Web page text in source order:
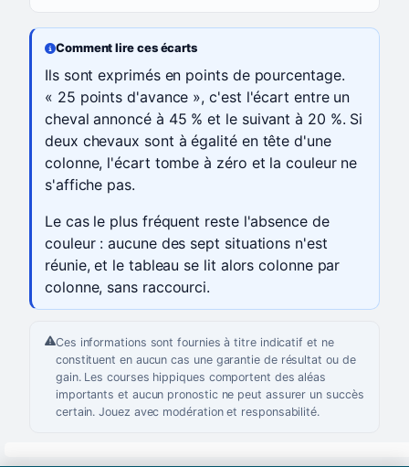
Comment lire ces écarts
Ils sont exprimés en points de pourcentage.
« 25 points d'avance », c'est l'écart entre un
cheval annoncé à 45 % et le suivant à 20 %. Si
deux chevaux sont à égalité en tête d'une
colonne, l'écart tombe à zéro et la couleur ne
s'affiche pas.
Le cas le plus fréquent reste l'absence de
couleur : aucune des sept situations n'est
réunie, et le tableau se lit alors colonne par
colonne, sans raccourci.
Ces informations sont fournies à titre indicatif et ne
constituent en aucun cas une garantie de résultat ou de
gain. Les courses hippiques comportent des aléas
importants et aucun pronostic ne peut assurer un succès
certain. Jouez avec modération et responsabilité.